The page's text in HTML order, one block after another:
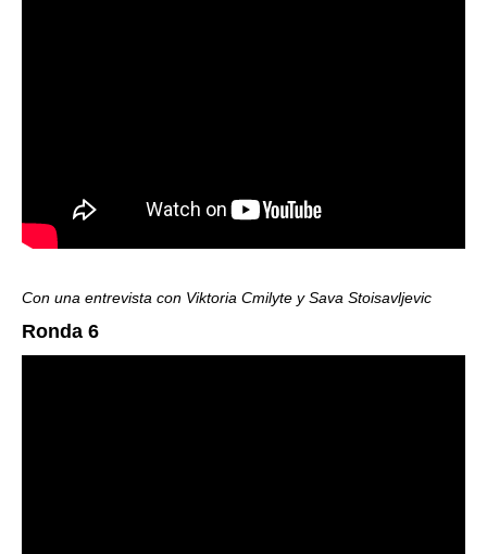
Con una entrevista con Viktoria Cmilyte y Sava Stoisavljevic
Ronda 6